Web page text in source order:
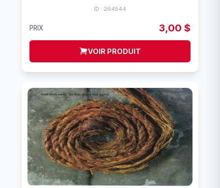
ID : 264544
PRIX 3,00 $
VOIR PRODUIT